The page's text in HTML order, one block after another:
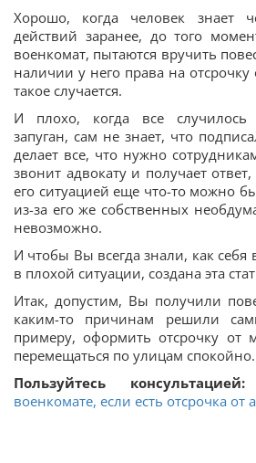
Хорошо, когда человек знает
действий заранее, до того
военкомат, пытаются вручить
наличии у него права на
такое случается.
И плохо, когда все случилось
запуган, сам не знает, что
делает все, что нужно
звонит адвокату и получает
его ситуацией еще что-то можно
из-за его же собственных
невозможно.
И чтобы Вы всегда знали, как
в плохой ситуации, создана эта
Итак, допустим, Вы получили
каким-то причинам решили
примеру, оформить отсрочку от
перемещаться по улицам спокойно.
Пользуйтесь консультацией:
военкомате, если есть отсрочка от